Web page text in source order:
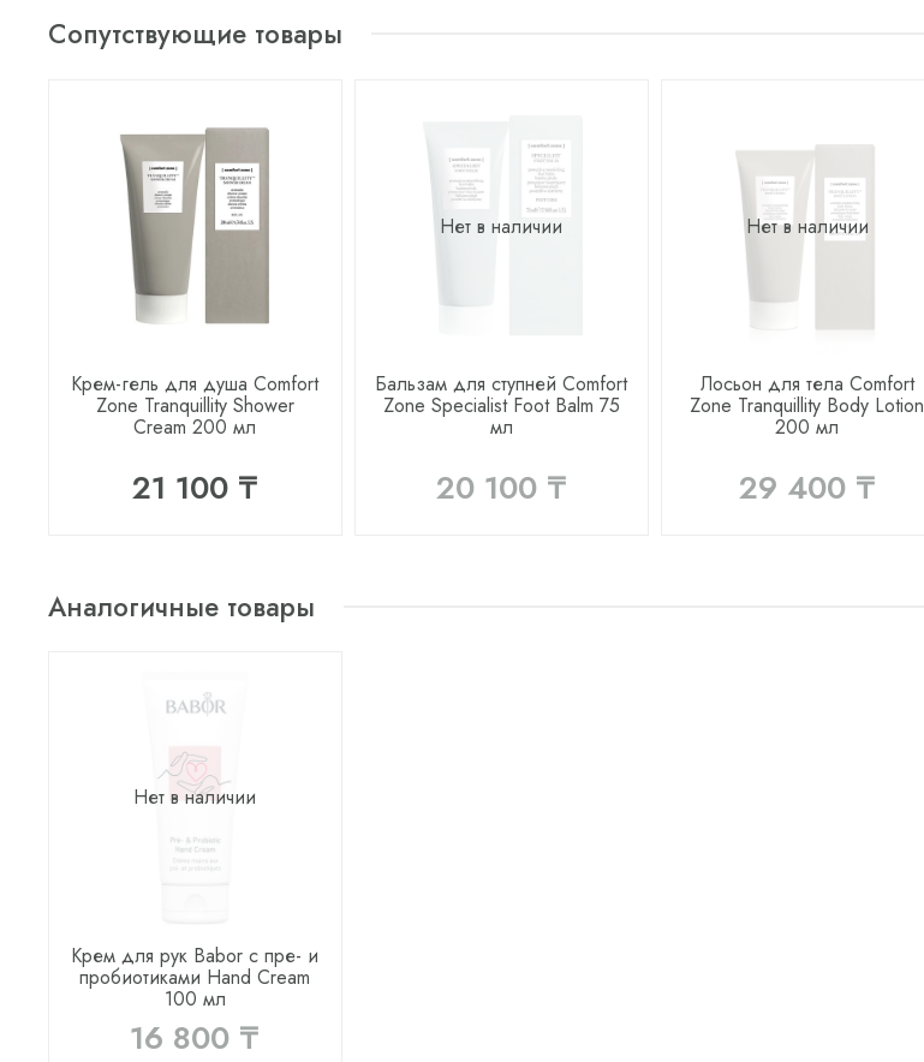
Сопутствующие товары
Крем-гель для душа Comfort
Zone Tranquillity Shower
Cream 200 мл
21 100 ₸
Нет в наличии
Бальзам для ступней Comfort
Zone Specialist Foot Balm 75
мл
20 100 ₸
Нет в наличии
Лосьон для тела Comfort
Zone Tranquillity Body Lotion
200 мл
29 400 ₸
Аналогичные товары
Нет в наличии
Крем для рук Babor с пре- и
пробиотиками Hand Cream
100 мл
16 800 ₸